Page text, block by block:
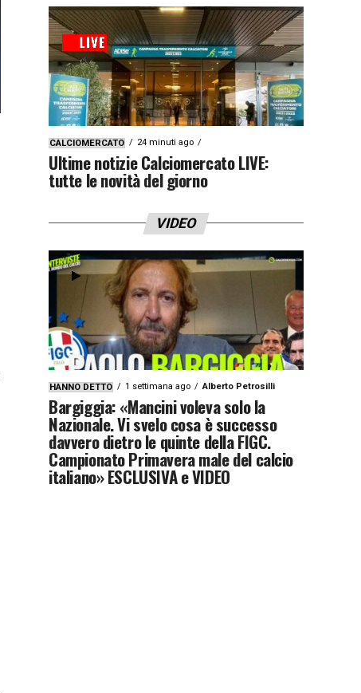
CALCIOMERCATO 24 minuti ago
Ultime notizie Calciomercato LIVE:
tutte le novità del giorno
VIDEO
HANNO DETTO 1 settimana ago Alberto Petrosilli
Bargiggia: «Mancini voleva solo la
Nazionale. Vi svelo cosa è successo
davvero dietro le quinte della FIGC.
Campionato Primavera male del calcio
italiano» ESCLUSIVA e VIDEO